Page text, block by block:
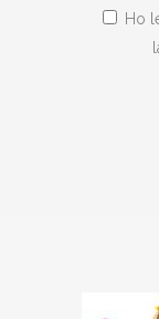
Ho